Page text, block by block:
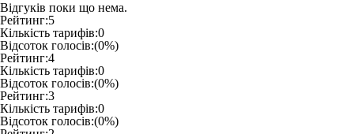
Відгуків поки що нема.
Рейтинг:5
Кількість тарифів:0
Відсоток голосів:(0%)
Рейтинг:4
Кількість тарифів:0
Відсоток голосів:(0%)
Рейтинг:3
Кількість тарифів:0
Відсоток голосів:(0%)